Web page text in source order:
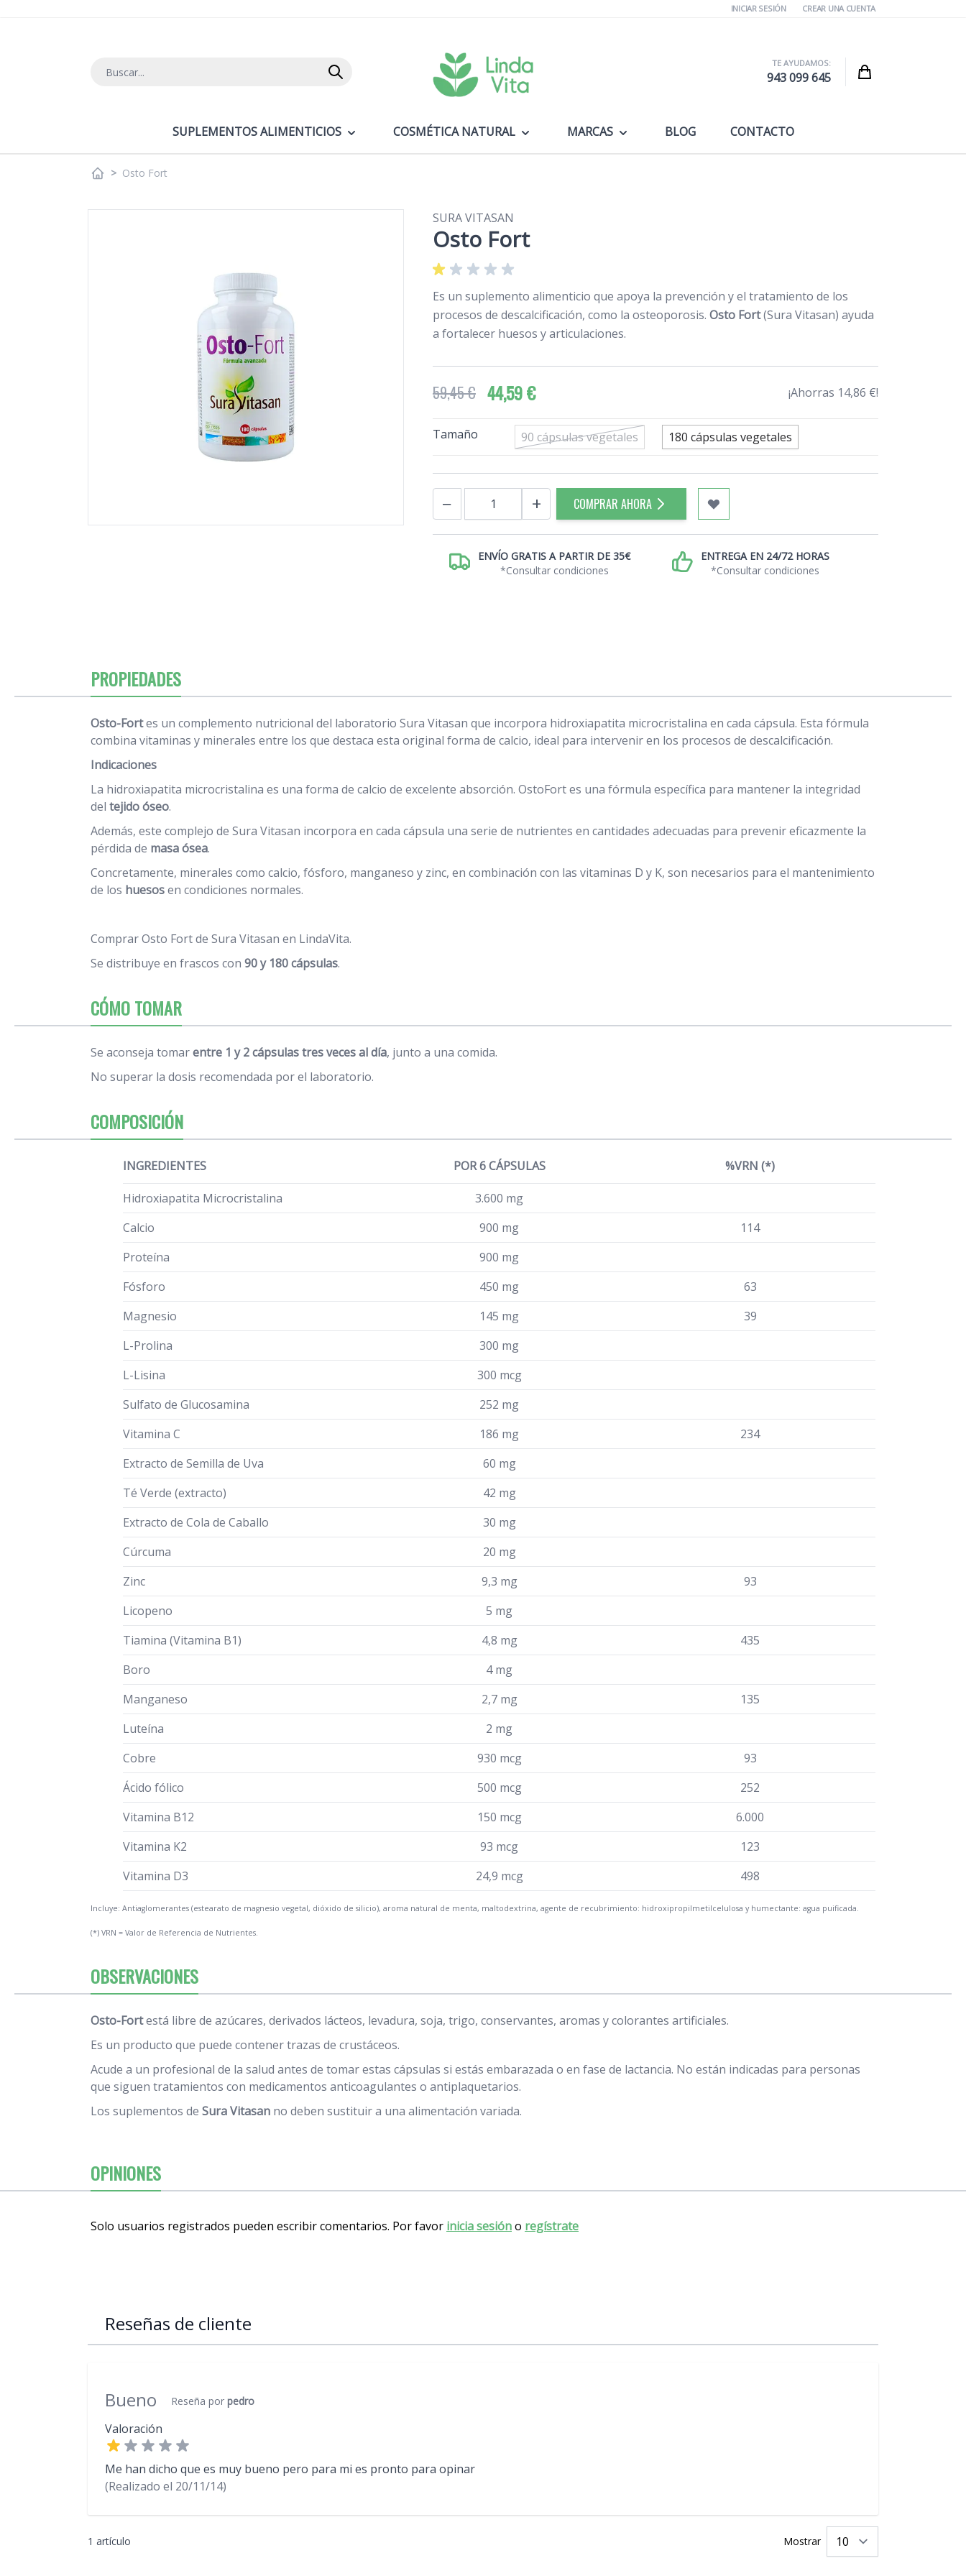
INICIAR SESIÓN CREAR UNA CUENTA
Buscar
TE AYUDAMOS:
943 099 645 Cart
SUPLEMENTOS ALIMENTICIOS COSMÉTICA NATURAL MARCAS BLOG CONTACTO
> Osto Fort
SURA VITASAN
Osto Fort
Es un suplemento alimenticio que apoya la prevención y el tratamiento de los
procesos de descalcificación, como la osteoporosis. Osto Fort(Sura Vitasan) ayuda
a fortalecer huesos y articulaciones.
59,45 € 44,59 € ¡Ahorras 14,86 €!
Tamaño 90 cápsulas vegetales 180 cápsulas vegetales
− + COMPRAR AHORA
ENVÍO GRATIS A PARTIR DE 35€
*Consultar condiciones
ENTREGA EN 24/72 HORAS
*Consultar condiciones
PROPIEDADES
Osto-Fortes un complemento nutricional del laboratorio Sura Vitasan que incorpora hidroxiapatita microcristalina en cada cápsula. Esta fórmula
combina vitaminas y minerales entre los que destaca esta original forma de calcio, ideal para intervenir en los procesos de descalcificación.
Indicaciones
La hidroxiapatita microcristalina es una forma de calcio de excelente absorción. OstoFort es una fórmula específica para mantener la integridad
del tejido óseo.
Además, este complejo de Sura Vitasan incorpora en cada cápsula una serie de nutrientes en cantidades adecuadas para prevenir eficazmente la
pérdida de masa ósea.
Concretamente, minerales como calcio, fósforo, manganeso y zinc, en combinación con las vitaminas D y K, son necesarios para el mantenimiento
de los huesosen condiciones normales.
Comprar Osto Fort de Sura Vitasan en LindaVita.
Se distribuye en frascos con 90 y 180 cápsulas.
CÓMO TOMAR
Se aconseja tomarentre 1 y 2 cápsulas tres veces al día, junto a una comida.
No superar la dosis recomendada por el laboratorio.
COMPOSICIÓN
INGREDIENTES POR 6 CÁPSULAS %VRN (*)
Hidroxiapatita Microcristalina
3.600 mg
Calcio
900 mg
114
Proteína
900 mg
Fósforo
450 mg
63
Magnesio
145 mg
39
L-Prolina
300 mg
L-Lisina
300 mcg
Sulfato de Glucosamina
252 mg
Vitamina C
186 mg
234
Extracto de Semilla de Uva
60 mg
Té Verde (extracto)
42 mg
Extracto de Cola de Caballo
30 mg
Cúrcuma
20 mg
Zinc
9,3 mg
93
Licopeno
5 mg
Tiamina (Vitamina B1)
4,8 mg
435
Boro
4 mg
Manganeso
2,7 mg
135
Luteína
2 mg
Cobre
930 mcg
93
Ácido fólico
500 mcg
252
Vitamina B12
150 mcg
6.000
Vitamina K2
93 mcg
123
Vitamina D3
24,9 mcg 498
Incluye: Antiaglomerantes (estearato de magnesio vegetal, dióxido de silicio), aroma natural de menta, maltodextrina, agente de recubrimiento: hidroxipropilmetilcelulosa y humectante: agua puificada.
(*) VRN = Valor de Referencia de Nutrientes.
OBSERVACIONES
Osto-Fortestá libre de azúcares, derivados lácteos, levadura, soja, trigo, conservantes, aromas y colorantes artificiales.
Es un producto que puede contener trazas de crustáceos.
Acude a un profesional de la salud antes de tomar estas cápsulas si estás embarazada o en fase de lactancia. No están indicadas para personas
que siguen tratamientos con medicamentos anticoagulantes o antiplaquetarios.
Los suplementos de Sura Vitasan no deben sustituir a una alimentación variada.
OPINIONES
Solo usuarios registrados pueden escribir comentarios. Por favor inicia sesióno regístrate
Reseñas de cliente
Bueno Reseña por pedro
Valoración
Me han dicho que es muy bueno pero para mi es pronto para opinar
(Realizado el 20/11/14)
1 artículo Mostrar